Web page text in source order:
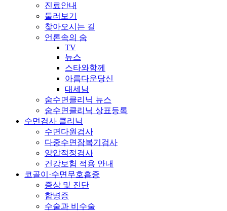
진료안내
둘러보기
찾아오시는 길
언론속의 숨
TV
뉴스
스타와함께
아름다운당신
대세남
숨수면클리닉 뉴스
숨수면클리닉 상표등록
수면검사 클리닉
수면다원검사
다중수면잠복기검사
양압적정검사
건강보험 적용 안내
코골이·수면무호흡증
증상 및 진단
합병증
수술과 비수술